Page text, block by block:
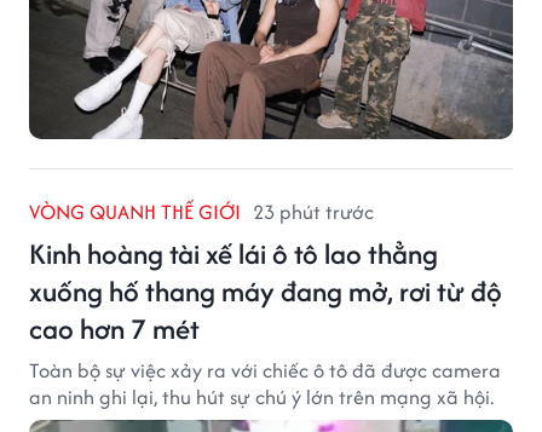
VÒNG QUANH THẾ GIỚI 23 phút trước
Kinh hoàng tài xế lái ô tô lao thẳng
xuống hố thang máy đang mở, rơi từ độ
cao hơn 7 mét
Toàn bộ sự việc xảy ra với chiếc ô tô đã được camera
an ninh ghi lại, thu hút sự chú ý lớn trên mạng xã hội.